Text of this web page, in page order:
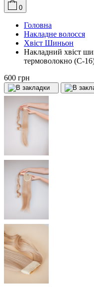
0
Головна
Накладне волосся
Хвіст Шиньон
Накладний хвіст
термоволокно (C-
600 грн